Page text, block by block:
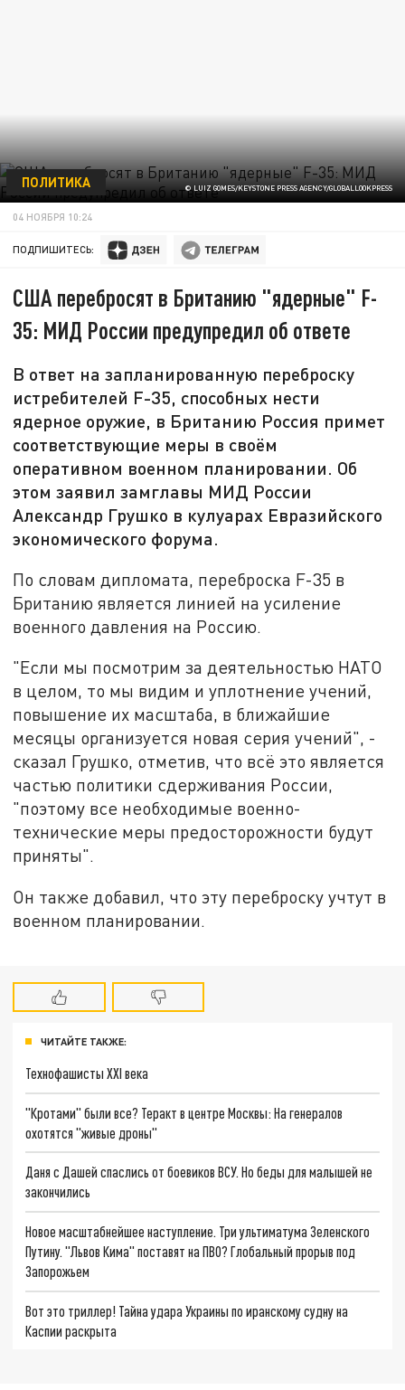
© LUIZ GOMES/KEYSTONE PRESS AGENCY/GLOBALLOOKPRESS
ПОЛИТИКА
04 НОЯБРЯ 10:24
ПОДПИШИТЕСЬ:
США перебросят в Британию "ядерные" F-
35: МИД России предупредил об ответе
В ответ на запланированную переброску
истребителей F-35, способных нести
ядерное оружие, в Британию Россия примет
соответствующие меры в своём
оперативном военном планировании. Об
этом заявил замглавы МИД России
Александр Грушко в кулуарах Евразийского
экономического форума.
По словам дипломата, переброска F-35 в
Британию является линией на усиление
военного давления на Россию.
"Если мы посмотрим за деятельностью НАТО
в целом, то мы видим и уплотнение учений,
повышение их масштаба, в ближайшие
месяцы организуется новая серия учений", -
сказал Грушко, отметив, что всё это является
частью политики сдерживания России,
"поэтому все необходимые военно-
технические меры предосторожности будут
приняты".
Он также добавил, что эту переброску учтут в
военном планировании.
ЧИТАЙТЕ ТАКЖЕ:
Технофашисты XXI века
"Кротами" были все? Теракт в центре Москвы: На генералов
охотятся "живые дроны"
Даня с Дашей спаслись от боевиков ВСУ. Но беды для малышей не
закончились
Новое масштабнейшее наступление. Три ультиматума Зеленского
Путину. "Львов Кима" поставят на ПВО? Глобальный прорыв под
Запорожьем
Вот это триллер! Тайна удара Украины по иранскому судну на
Каспии раскрыта